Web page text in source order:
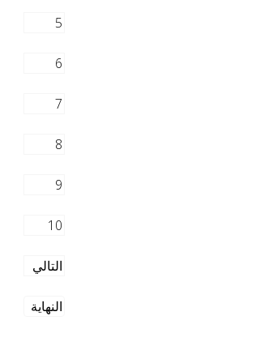
5
6
7
8
9
10
التالي
النهاية